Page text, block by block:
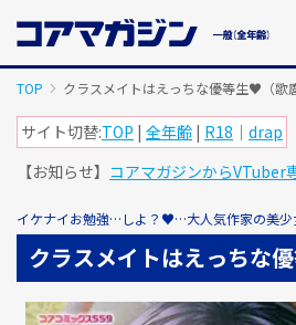
TOP クラスメイトはえっちな優等生♥（歌
サイト切替:TOP | 全年齢 | R18 ｜ drap
【お知らせ】 コアマガジンからVTuber
イケナイお勉強…しよ？♥…大人気作家の美少
クラスメイトはえっちな